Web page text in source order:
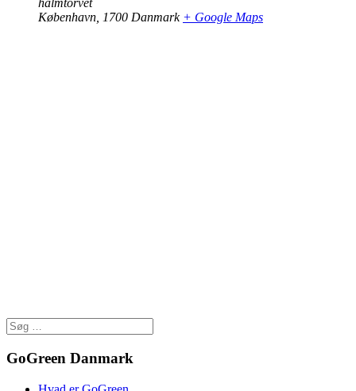
halmtorvet
København, 1700 Danmark + Google Maps
GoGreen Danmark